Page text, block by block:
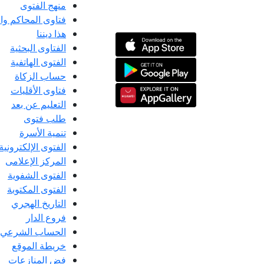
منهج الفتوى
فتاوى المحاكم
هذا ديننا
الفتاوى البحثية
الفتوى الهاتفية
حساب الزكاة
فتاوى الأقليات
التعليم عن بعد
طلب فتوى
تنمية الأسرة
الفتوى الإلكترونية
المركز الإعلامى
الفتوى الشفوية
الفتوى المكتوبة
التاريخ الهجري
فروع الدار
الحساب الشرعي
خريطة الموقع
فض المنازعات